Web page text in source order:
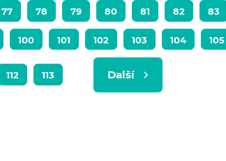
77 78 79 80 81 82 83
100 101 102 103 104 105
112 113 Další